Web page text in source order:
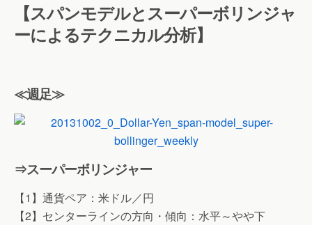
【スパンモデルとスーパーボリンジャ
ーによるテクニカル分析】
≪週足≫
⇒スーパーボリンジャー
【1】通貨ペア：米ドル／円
【2】センターラインの方向・傾向：水平～やや下